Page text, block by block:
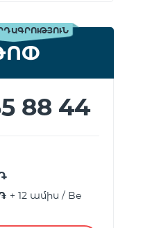
88 44
+ 12 ամիս / Be